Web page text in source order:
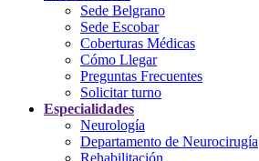
Sede Belgrano
Sede Escobar
Coberturas Médicas
Cómo Llegar
Preguntas Frecuentes
Solicitar turno
Especialidades
Neurología
Departamento de Neurocirugía
Rehabilitación